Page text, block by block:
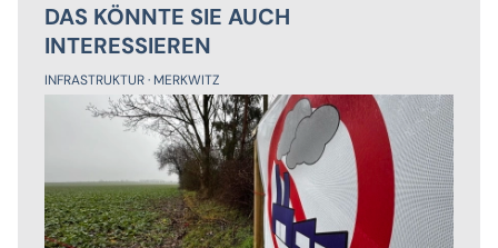
DAS KÖNNTE SIE AUCH
INTERESSIEREN
INFRASTRUKTUR MERKWITZ